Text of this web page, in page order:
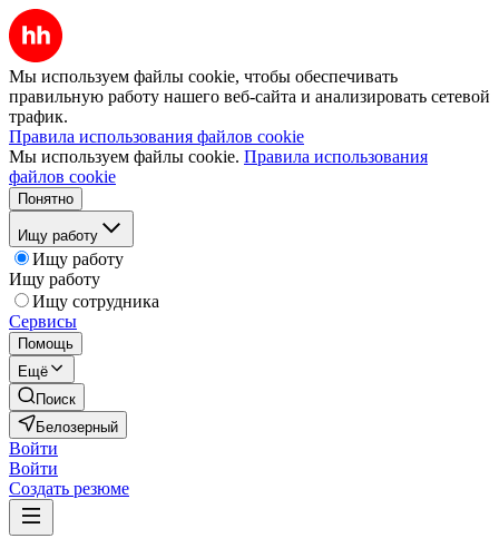
Мы используем файлы cookie, чтобы обеспечивать
правильную работу нашего веб-сайта и анализировать сетевой
трафик.
Правила использования файлов cookie
Мы используем файлы cookie. Правила использования
файлов cookie
Понятно
Ищу работу
Ищу работу
Ищу работу
Ищу сотрудника
Сервисы
Помощь
Ещё
Поиск
Белозерный
Войти
Войти
Создать резюме